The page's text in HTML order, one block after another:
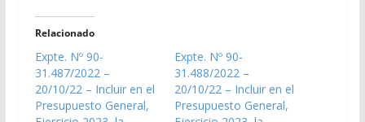
Relacionado
Expte. Nº 90-
31.487/2022 –
20/10/22 – Incluir en el
Presupuesto General,
Expte. Nº 90-
31.488/2022 –
20/10/22 – Incluir en el
Presupuesto General,